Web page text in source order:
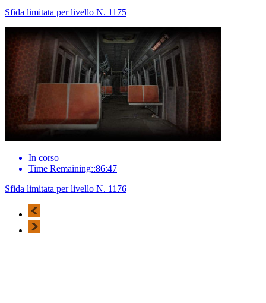
Sfida limitata per livello N. 1175
In corso
Time Remaining::86:47
Sfida limitata per livello N. 1176